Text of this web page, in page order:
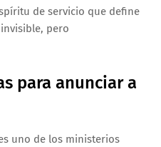
de servicio que define
pero
para anunciar a
uno de los ministerios